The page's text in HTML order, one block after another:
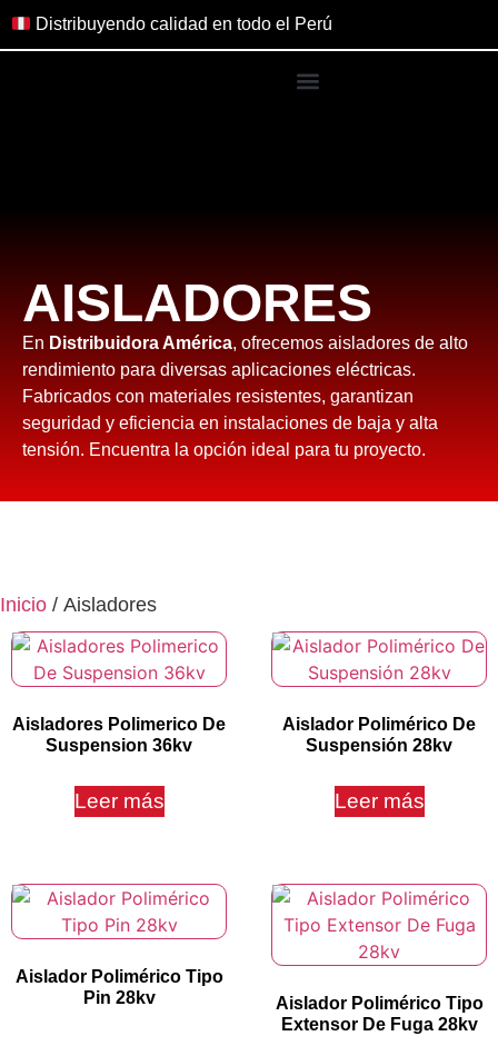
Distribuyendo calidad en todo el Perú
AISLADORES
En Distribuidora América, ofrecemos aisladores de alto
rendimiento para diversas aplicaciones eléctricas.
Fabricados con materiales resistentes, garantizan
seguridad y eficiencia en instalaciones de baja y alta
tensión. Encuentra la opción ideal para tu proyecto.
Inicio / Aisladores
Aisladores Polimerico De
Suspension 36kv
Leer más
Aislador Polimérico De
Suspensión 28kv
Leer más
Aislador Polimérico Tipo
Pin 28kv
Aislador Polimérico Tipo
Extensor De Fuga 28kv